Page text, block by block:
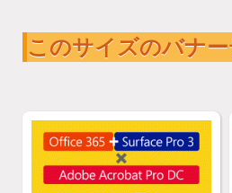
このサイズのバナ